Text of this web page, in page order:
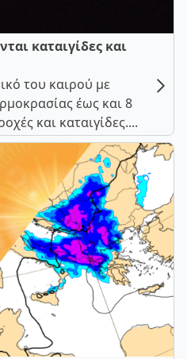
καταιγίδες και
του καιρού με
έως και 8
και καταιγίδες....